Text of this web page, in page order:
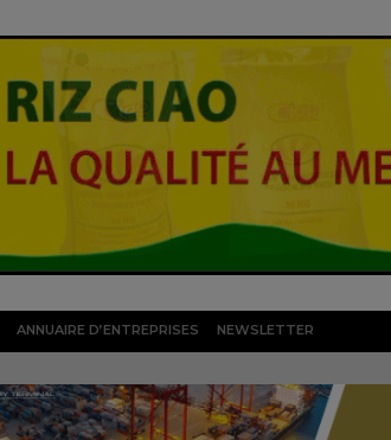
ANNUAIRE D’ENTREPRISES NEWSLETTER